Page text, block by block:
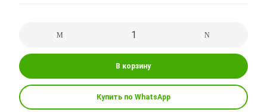
В корзину
Купить по WhatsApp